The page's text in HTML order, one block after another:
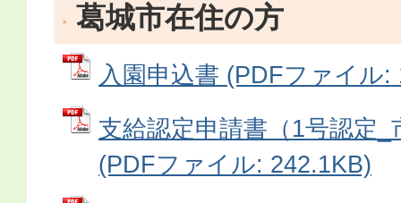
葛城市在住の方
入園申込書 (PDFファイル:
支給認定申請書（1号認定_
(PDFファイル: 242.1KB)